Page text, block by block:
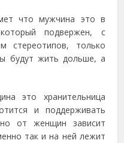
что мужчина это в
подвержен, с
стереотипов, только
будут жить дольше, а
это хранительница
и поддерживать
от женщин зависит
так и на ней лежит